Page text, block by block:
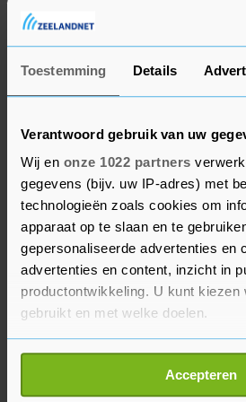
Toestemming Details
Verantwoord gebruik van uw
Wij en onze 1022 partners
gegevens (bijv. uw IP-adres) met
technologieën zoals cookies om
apparaat op te slaan en te
gepersonaliseerde advertenties en
advertenties en content, inzicht in
productontwikkeling. U kunt kiezen
gebruikt en met welke doelen.
Als u het toestaat, willen we ook
Informatie verzamelen over
Accepteren
nauwelijks iets is geregeld.
onderzoek naar aanleiding
Rotterdam, waar een
zwaar verwondde.
Uit het onderzoek blijkt verder
zelden na het eerste
hondengeleider loslaten. Soms
door en moet er worden
te laten stoppen. Een hond
moet afgekeurd worden, maar
daar geen registratie van bij.
kunnen hun eigen gang gaan
onvoldoende gestuurd
politiewetenschapper Jaap
weinig is vastgelegd, is het